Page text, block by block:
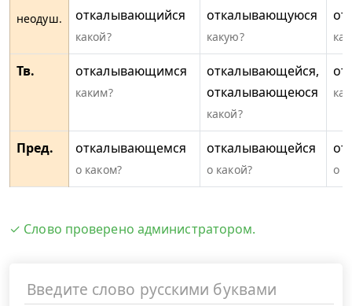
неодуш. откалывающийся
какой?
откалывающуюся
какую?
Тв. откалывающимся
каким?
откалывающейся,
откалывающеюся
какой?
Пред. откалывающемся
о каком?
откалывающейся
о какой? о
✓ Слово проверено администратором.